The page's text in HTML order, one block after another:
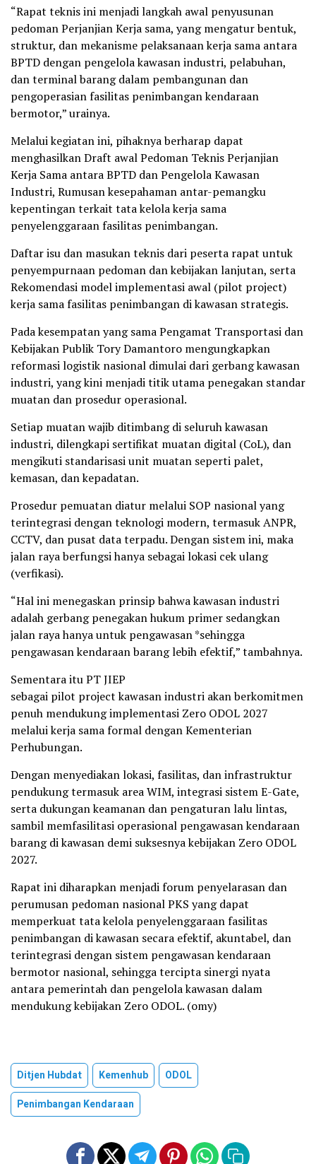
“Rapat teknis ini menjadi langkah awal penyusunan
pedoman Perjanjian Kerja sama, yang mengatur bentuk,
struktur, dan mekanisme pelaksanaan kerja sama antara
BPTD dengan pengelola kawasan industri, pelabuhan,
dan terminal barang dalam pembangunan dan
pengoperasian fasilitas penimbangan kendaraan
bermotor,” urainya.
Melalui kegiatan ini, pihaknya berharap dapat
menghasilkan Draft awal Pedoman Teknis Perjanjian
Kerja Sama antara BPTD dan Pengelola Kawasan
Industri, Rumusan kesepahaman antar-pemangku
kepentingan terkait tata kelola kerja sama
penyelenggaraan fasilitas penimbangan.
Daftar isu dan masukan teknis dari peserta rapat untuk
penyempurnaan pedoman dan kebijakan lanjutan, serta
Rekomendasi model implementasi awal (pilot project)
kerja sama fasilitas penimbangan di kawasan strategis.
Pada kesempatan yang sama Pengamat Transportasi dan
Kebijakan Publik Tory Damantoro mengungkapkan
reformasi logistik nasional dimulai dari gerbang kawasan
industri, yang kini menjadi titik utama penegakan standar
muatan dan prosedur operasional.
Setiap muatan wajib ditimbang di seluruh kawasan
industri, dilengkapi sertifikat muatan digital (CoL), dan
mengikuti standarisasi unit muatan seperti palet,
kemasan, dan kepadatan.
Prosedur pemuatan diatur melalui SOP nasional yang
terintegrasi dengan teknologi modern, termasuk ANPR,
CCTV, dan pusat data terpadu. Dengan sistem ini, maka
jalan raya berfungsi hanya sebagai lokasi cek ulang
(verfikasi).
“Hal ini menegaskan prinsip bahwa kawasan industri
adalah gerbang penegakan hukum primer sedangkan
jalan raya hanya untuk pengawasan *sehingga
pengawasan kendaraan barang lebih efektif,” tambahnya.
Sementara itu PT JIEP
sebagai pilot project kawasan industri akan berkomitmen
penuh mendukung implementasi Zero ODOL 2027
melalui kerja sama formal dengan Kementerian
Perhubungan.
Dengan menyediakan lokasi, fasilitas, dan infrastruktur
pendukung termasuk area WIM, integrasi sistem E-Gate,
serta dukungan keamanan dan pengaturan lalu lintas,
sambil memfasilitasi operasional pengawasan kendaraan
barang di kawasan demi suksesnya kebijakan Zero ODOL
2027.
Rapat ini diharapkan menjadi forum penyelarasan dan
perumusan pedoman nasional PKS yang dapat
memperkuat tata kelola penyelenggaraan fasilitas
penimbangan di kawasan secara efektif, akuntabel, dan
terintegrasi dengan sistem pengawasan kendaraan
bermotor nasional, sehingga tercipta sinergi nyata
antara pemerintah dan pengelola kawasan dalam
mendukung kebijakan Zero ODOL. (omy)
Ditjen Hubdat Kemenhub
ODOL
Penimbangan Kendaraan